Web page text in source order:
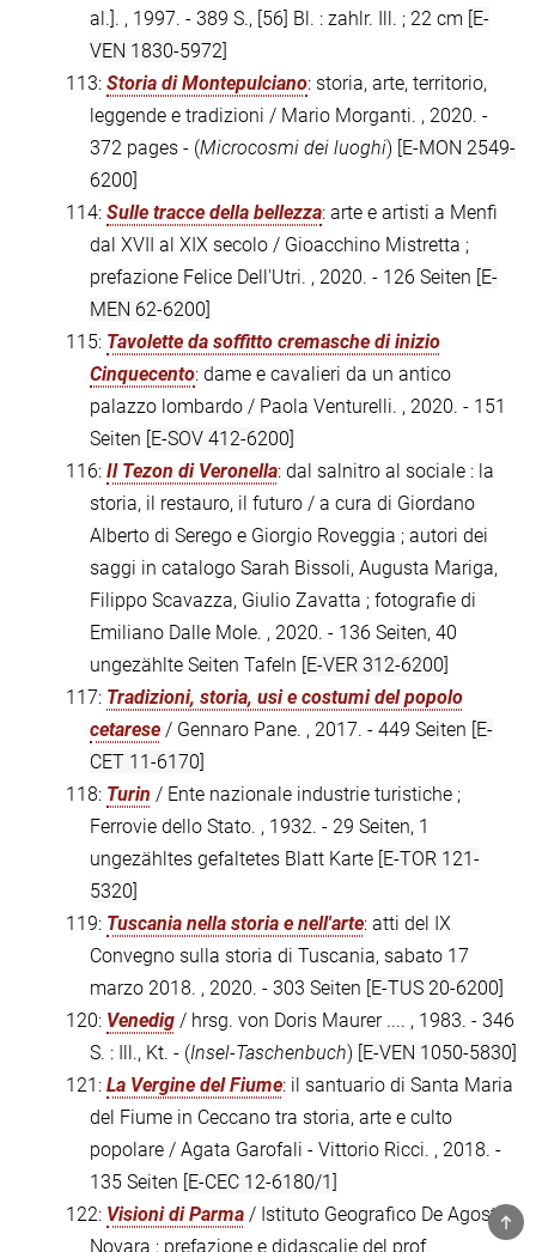
al.]. , 1997. - 389 S., [56] Bl. : zahlr. Ill. ; 22 cm [E-
VEN 1830-5972]
113: Storia di Montepulciano: storia, arte, territorio,
leggende e tradizioni / Mario Morganti. , 2020. -
372 pages - (Microcosmi dei luoghi) [E-MON 2549-
6200]
114: Sulle tracce della bellezza: arte e artisti a Menfi
dal XVII al XIX secolo / Gioacchino Mistretta ;
prefazione Felice Dell'Utri. , 2020. - 126 Seiten [E-
MEN 62-6200]
115: Tavolette da soffitto cremasche di inizio
Cinquecento: dame e cavalieri da un antico
palazzo lombardo / Paola Venturelli. , 2020. - 151
Seiten [E-SOV 412-6200]
116: Il Tezon di Veronella: dal salnitro al sociale : la
storia, il restauro, il futuro / a cura di Giordano
Alberto di Serego e Giorgio Roveggia ; autori dei
saggi in catalogo Sarah Bissoli, Augusta Mariga,
Filippo Scavazza, Giulio Zavatta ; fotografie di
Emiliano Dalle Mole. , 2020. - 136 Seiten, 40
ungezählte Seiten Tafeln [E-VER 312-6200]
117: Tradizioni, storia, usi e costumi del popolo
cetarese / Gennaro Pane. , 2017. - 449 Seiten [E-
CET 11-6170]
118: Turin / Ente nazionale industrie turistiche ;
Ferrovie dello Stato. , 1932. - 29 Seiten, 1
ungezähltes gefaltetes Blatt Karte [E-TOR 121-
5320]
119: Tuscania nella storia e nell'arte: atti del IX
Convegno sulla storia di Tuscania, sabato 17
marzo 2018. , 2020. - 303 Seiten [E-TUS 20-6200]
120: Venedig / hrsg. von Doris Maurer .... , 1983. - 346
S. : Ill., Kt. - (Insel-Taschenbuch) [E-VEN 1050-5830]
121: La Vergine del Fiume: il santuario di Santa Maria
del Fiume in Ceccano tra storia, arte e culto
popolare / Agata Garofali - Vittorio Ricci. , 2018. -
135 Seiten [E-CEC 12-6180/1]
122: Visioni di Parma / Istituto Geografico De Agostini
Novara ; prefazione e didascalie del prof.
TOP